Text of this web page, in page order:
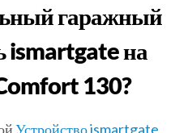
гаражный
ismartgate на
130?
Устройство ismartgate